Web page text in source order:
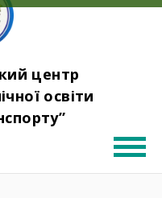
центр
освіти